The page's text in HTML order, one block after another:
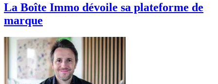
La Boîte Immo dévoile sa plateforme de
marque